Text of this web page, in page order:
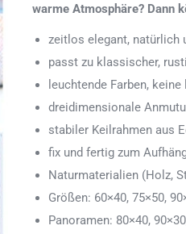
warme Atmosphäre? Dann
zeitlos elegant, natürlich
passt zu klassischer,
leuchtende Farben,
dreidimensionale
stabiler Keilrahmen aus
fix und fertig zum
Naturmaterialien (Holz,
Größen: 60×40, 75×50,
Panoramen: 80×40,